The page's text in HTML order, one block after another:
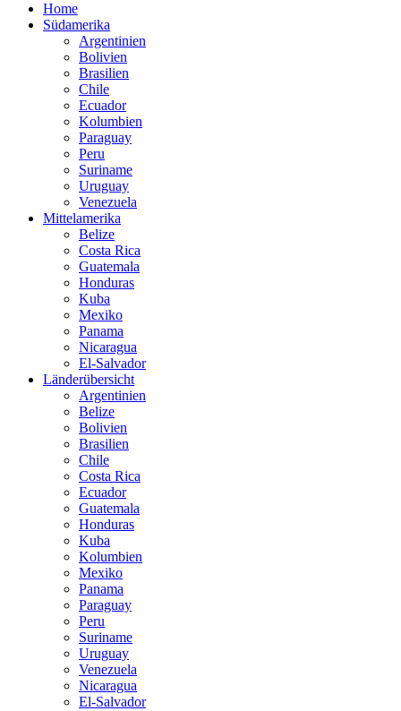
Home
Südamerika
Argentinien
Bolivien
Brasilien
Chile
Ecuador
Kolumbien
Paraguay
Peru
Suriname
Uruguay
Venezuela
Mittelamerika
Belize
Costa Rica
Guatemala
Honduras
Kuba
Mexiko
Panama
Nicaragua
El-Salvador
Länderübersicht
Argentinien
Belize
Bolivien
Brasilien
Chile
Costa Rica
Ecuador
Guatemala
Honduras
Kuba
Kolumbien
Mexiko
Panama
Paraguay
Peru
Suriname
Uruguay
Venezuela
Nicaragua
El-Salvador